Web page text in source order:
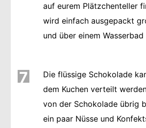
auf eurem Plätzchenteller
wird einfach ausgepackt
und über einem
7
Die flüssige Schokolade
dem Kuchen verteilt
von der Schokolade übrig
ein paar Nüsse und